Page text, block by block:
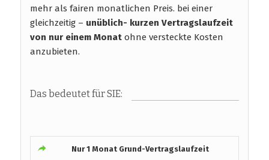
mehr als fairen monatlichen Preis. bei einer
gleichzeitig – unüblich- kurzen Vertragslaufzeit
von nur einem Monat ohne versteckte Kosten
anzubieten.
Das bedeutet für SIE:
Nur 1 Monat Grund-Vertragslaufzeit